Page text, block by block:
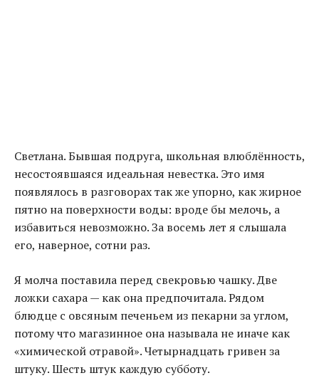
Светлана. Бывшая подруга, школьная влюблённость,
несостоявшаяся идеальная невестка. Это имя
появлялось в разговорах так же упорно, как жирное
пятно на поверхности воды: вроде бы мелочь, а
избавиться невозможно. За восемь лет я слышала
его, наверное, сотни раз.
Я молча поставила перед свекровью чашку. Две
ложки сахара — как она предпочитала. Рядом
блюдце с овсяным печеньем из пекарни за углом,
потому что магазинное она называла не иначе как
«химической отравой». Четырнадцать гривен за
штуку. Шесть штук каждую субботу.